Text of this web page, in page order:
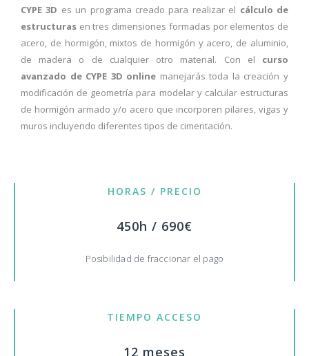
CYPE 3D es un programa creado para realizar el cálculo de
estructuras en tres dimensiones formadas por elementos de
acero, de hormigón, mixtos de hormigón y acero, de aluminio,
de madera o de cualquier otro material. Con el curso
avanzado de CYPE 3D online manejarás toda la creación y
modificación de geometría para modelar y calcular estructuras
de hormigón armado y/o acero que incorporen pilares, vigas y
muros incluyendo diferentes tipos de cimentación.
HORAS / PRECIO
450h / 690€
Posibilidad de fraccionar el pago
TIEMPO ACCESO
12 meses